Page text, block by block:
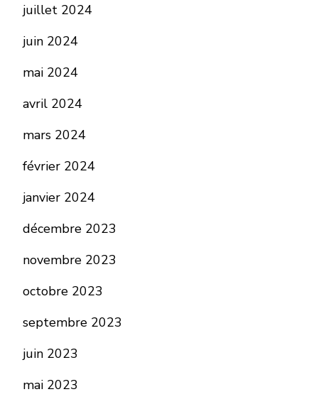
juillet 2024
juin 2024
mai 2024
avril 2024
mars 2024
février 2024
janvier 2024
décembre 2023
novembre 2023
octobre 2023
septembre 2023
juin 2023
mai 2023